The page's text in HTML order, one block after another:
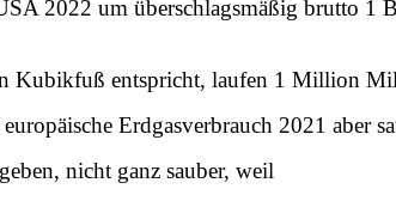
USA 2022 um überschlagsmäßig
Kubikfuß entspricht, laufen 1 Million
Erdgasverbrauch 2021
nicht ganz sauber, weil